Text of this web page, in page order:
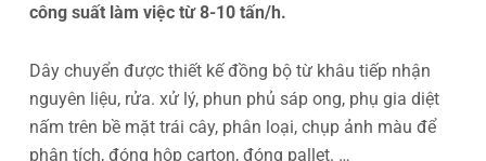
công suất làm việc từ 8-10 tấn/h.
Dây chuyển được thiết kế đồng bộ từ khâu tiếp nhận
nguyên liệu, rửa. xử lý, phun phủ sáp ong, phụ gia diệt
nấm trên bề mặt trái cây, phân loại, chụp ảnh màu để
phân tích, đóng hộp carton, đóng pallet. …